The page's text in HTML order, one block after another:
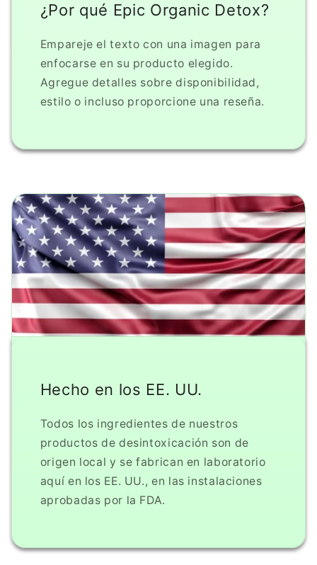
¿Por qué Epic Organic Detox?
Empareje el texto con una imagen para
enfocarse en su producto elegido.
Agregue detalles sobre disponibilidad,
estilo o incluso proporcione una reseña.
Hecho en los EE. UU.
Todos los ingredientes de nuestros
productos de desintoxicación son de
origen local y se fabrican en laboratorio
aquí en los EE. UU., en las instalaciones
aprobadas por la FDA.